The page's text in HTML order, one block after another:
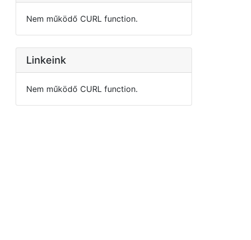
Nem működő CURL function.
Linkeink
Nem működő CURL function.